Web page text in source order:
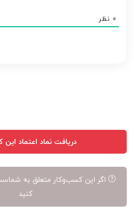
هر
0 نظر
دریافت نماد اعتماد
اگر این کسب‌وکار متعلق به
کنید